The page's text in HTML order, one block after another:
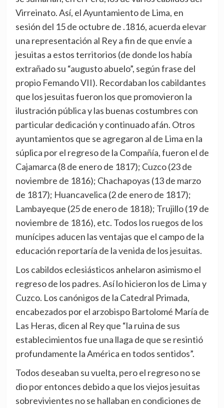
Virreinato. Así, el Ayuntamiento de Lima, en
sesión del 15 de octubre de .1816, acuerda elevar
una representación al Rey a fin de que envíe a
jesuitas a estos territorios (de donde los había
extrañado su “augusto abuelo”, según frase del
propio Femando VII). Recordaban los cabildantes
que los jesuitas fueron los que promovieron la
ilustración pública y las buenas costumbres con
particular dedicación y continuado afán. Otros
ayuntamientos que se agregaron al de Lima en la
súplica por el regreso de la Compañía, fueron el de
Cajamarca (8 de enero de 1817); Cuzco (23 de
noviembre de 1816); Chachapoyas (13 de marzo
de 1817); Huancavelica (2 de enero de 1817);
Lambayeque (25 de enero de 1818); Trujillo (19 de
noviembre de 1816), etc. Todos los ruegos de los
munícipes aducen las ventajas que el campo de la
educación reportaría de la venida de los jesuitas.
Los cabildos eclesiásticos anhelaron asimismo el
regreso de los padres. Así lo hicieron los de Lima y
Cuzco. Los canónigos de la Catedral Primada,
encabezados por el arzobispo Bartolomé María de
Las Heras, dicen al Rey que “la ruina de sus
establecimientos fue una llaga de que se resintió
profundamente la América en todos sentidos”.
Todos deseaban su vuelta, pero el regreso no se
dio por entonces debido a que los viejos jesuitas
sobrevivientes no se hallaban en condiciones de